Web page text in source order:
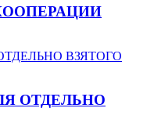
ОТДЕЛЬНО